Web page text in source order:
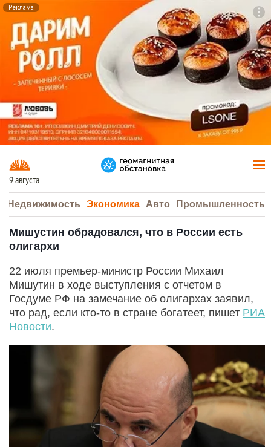
Реклама
9 августа
Недвижимость Экономика Авто Промышленность
Мишустин обрадовался, что в России есть
олигархи
22 июля премьер-министр России Михаил
Мишутин в ходе выступления с отчетом в
Госдуме РФ на замечание об олигархах заявил,
что рад, если кто-то в стране богатеет, пишет РИА
Новости.